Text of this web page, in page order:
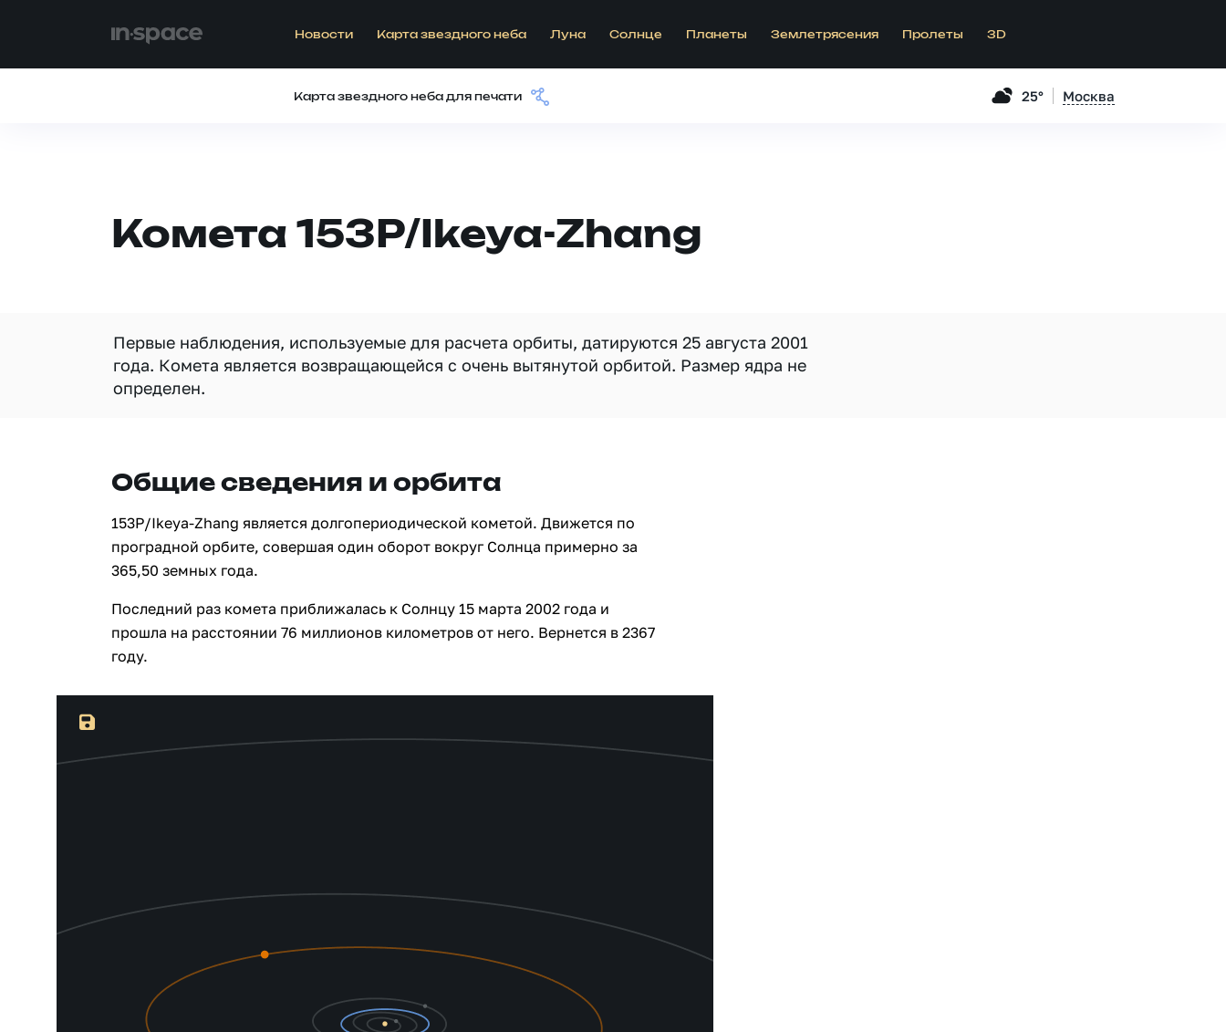
Новости Карта звездного неба Луна Солнце Планеты Землетрясения Пролеты 3D
Карта звездного неба для печати 25° Москва
Комета 153P/Ikeya-Zhang
Первые наблюдения, используемые для расчета орбиты, датируются 25 августа 2001
года. Комета является возвращающейся с очень вытянутой орбитой. Размер ядра не
определен.
Общие сведения и орбита
153P/Ikeya-Zhang является долгопериодической кометой. Движется по
проградной орбите, совершая один оборот вокруг Солнца примерно за
365,50 земных года.
Последний раз комета приближалась к Солнцу 15 марта 2002 года и
прошла на расстоянии 76 миллионов километров от него. Вернется в 2367
году.